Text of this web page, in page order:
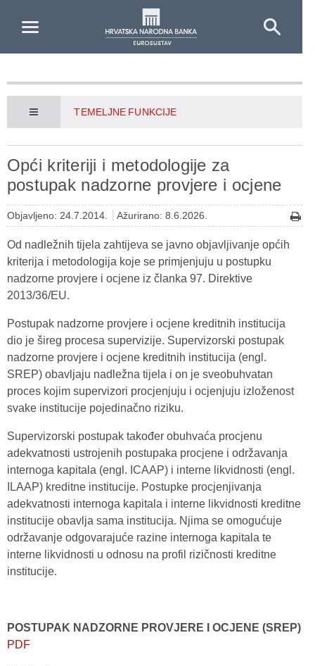
TEMELJNE FUNKCIJE
Opći kriteriji i metodologije za
postupak nadzorne provjere i ocjene
Objavljeno: 24.7.2014. Ažurirano: 8.6.2026.
Od nadležnih tijela zahtijeva se javno objavljivanje općih
kriterija i metodologija koje se primjenjuju u postupku
nadzorne provjere i ocjene iz članka 97. Direktive
2013/36/EU.
Postupak nadzorne provjere i ocjene kreditnih institucija
dio je šireg procesa supervizije. Supervizorski postupak
nadzorne provjere i ocjene kreditnih institucija (engl.
SREP) obavljaju nadležna tijela i on je sveobuhvatan
proces kojim supervizori procjenjuju i ocjenjuju izloženost
svake institucije pojedinačno riziku.
Supervizorski postupak također obuhvaća procjenu
adekvatnosti ustrojenih postupaka procjene i održavanja
internoga kapitala (engl. ICAAP) i interne likvidnosti (engl.
ILAAP) kreditne institucije. Postupke procjenjivanja
adekvatnosti internoga kapitala i interne likvidnosti kreditne
institucije obavlja sama institucija. Njima se omogućuje
održavanje odgovarajuće razine internoga kapitala te
interne likvidnosti u odnosu na profil rizičnosti kreditne
institucije.
POSTUPAK NADZORNE PROVJERE I OCJENE (SREP)
PDF